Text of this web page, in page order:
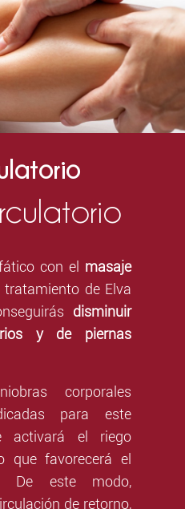
con el masaje
tratamiento de Elva
disminuir
y de piernas
corporales
para este
activará el riego
que favorecerá el
De este modo,
de retorno,